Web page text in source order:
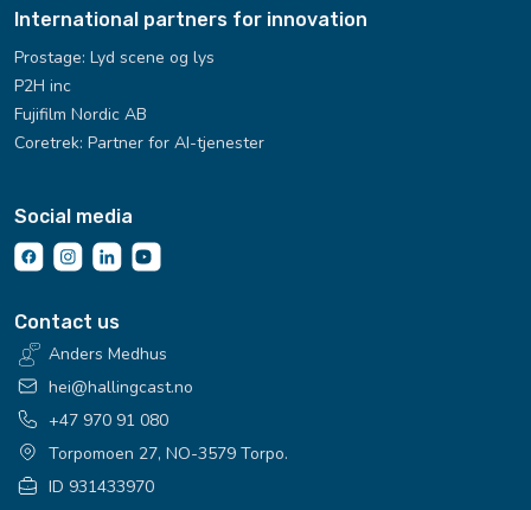
International partners for innovation
Prostage: Lyd scene og lys
P2H inc
Fujifilm Nordic AB
Coretrek: Partner for AI-tjenester
Social media
Contact us
Anders Medhus
hei@hallingcast.no
+47 970 91 080
Torpomoen 27, NO-3579 Torpo.
ID 931433970